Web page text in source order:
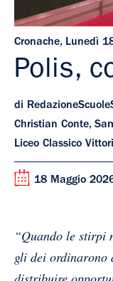
Cronache, Lunedì
Polis,
di
Christian Conte,
Liceo Classico
18 Maggio
“Quando le stirpi
gli dei ordinarono